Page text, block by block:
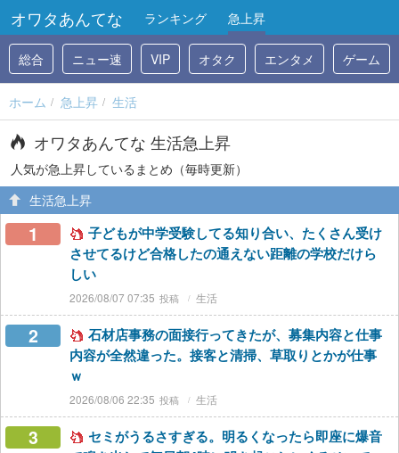
オワタあんてな ランキング 急上昇
総合 ニュー速 VIP オタク エンタメ ゲーム
ホーム 急上昇 生活
オワタあんてな 生活急上昇
人気が急上昇しているまとめ（毎時更新）
生活急上昇
1
子どもが中学受験してる知り合い、たくさん受け
させてるけど合格したの通えない距離の学校だけら
しい
2026/08/07 07:35 生活
2
石材店事務の面接行ってきたが、募集内容と仕事
内容が全然違った。接客と清掃、草取りとかが仕事
ｗ
2026/08/06 22:35 生活
3
セミがうるさすぎる。明るくなったら即座に爆音